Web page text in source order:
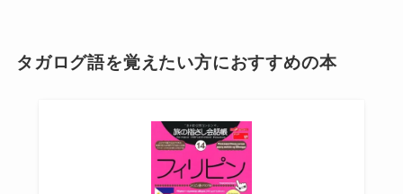
タガログ語を覚えたい方におすすめの本